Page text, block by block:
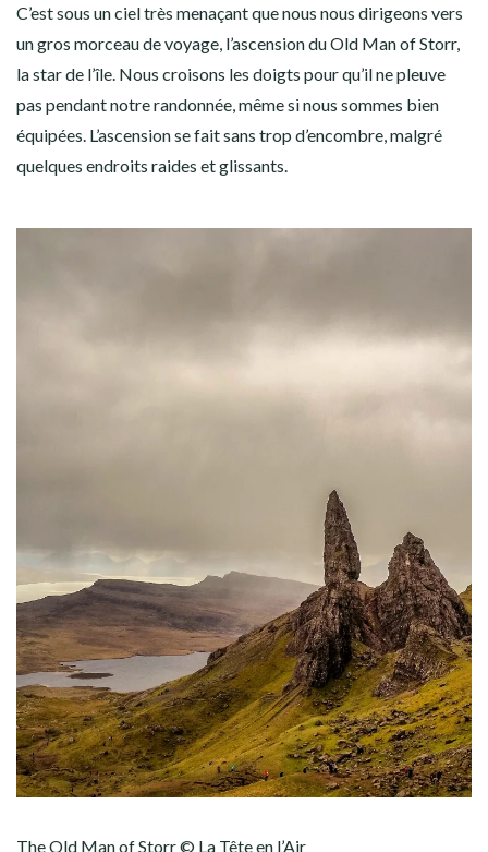
C’est sous un ciel très menaçant que nous nous dirigeons vers
un gros morceau de voyage, l’ascension du Old Man of Storr,
la star de l’île. Nous croisons les doigts pour qu’il ne pleuve
pas pendant notre randonnée, même si nous sommes bien
équipées. L’ascension se fait sans trop d’encombre, malgré
quelques endroits raides et glissants.
The Old Man of Storr © La Tête en l’Air